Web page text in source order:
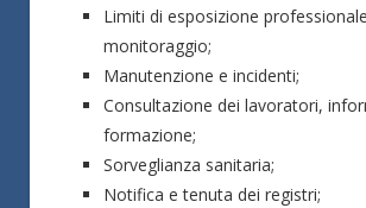
Limiti di esposizione
monitoraggio;
Manutenzione e incidenti;
Consultazione dei lavoratori,
formazione;
Sorveglianza sanitaria;
Notifica e tenuta dei registri;